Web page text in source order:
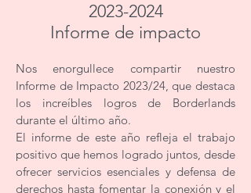
2023-2024
Informe de impacto
Nos enorgullece compartir nuestro
Informe de Impacto 2023/24, que destaca
los increíbles logros de Borderlands
durante el último año.
El informe de este año refleja el trabajo
positivo que hemos logrado juntos, desde
ofrecer servicios esenciales y defensa de
derechos hasta fomentar la conexión y el